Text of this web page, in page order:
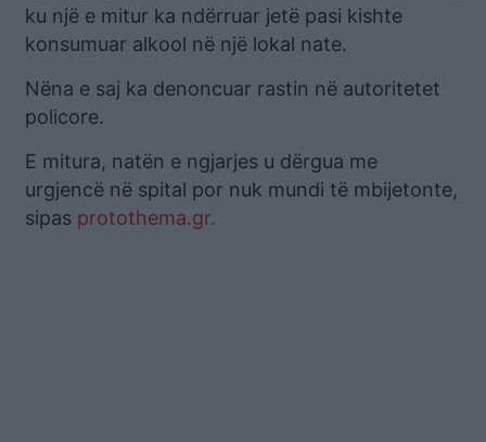
ku një e mitur ka ndërruar jetë pasi kishte
konsumuar alkool në një lokal nate.
Nëna e saj ka denoncuar rastin në autoritetet
policore.
E mitura, natën e ngjarjes u dërgua me
urgjencë në spital por nuk mundi të mbijetonte,
sipas protothema.gr.